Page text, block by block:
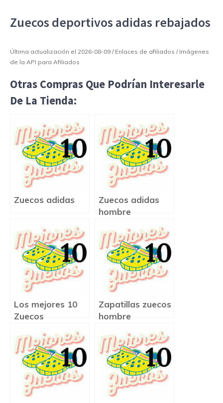
Zuecos deportivos adidas rebajados
Última actualización el 2026-08-09 / Enlaces de afiliados / Imágenes
de la API para Afiliados
Otras Compras Que Podrían Interesarle
De La Tienda:
Zuecos adidas
Zuecos adidas
hombre
Los mejores 10
Zuecos
Zapatillas zuecos
hombre